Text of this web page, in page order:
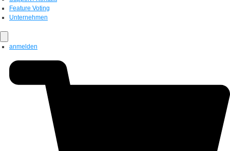
Feature Voting
Unternehmen
anmelden